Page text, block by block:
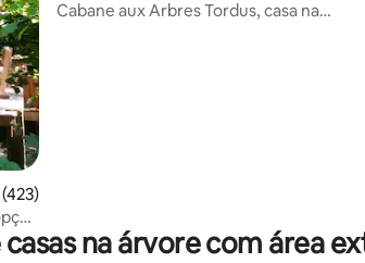
uma avaliação média de 5, 423 avaliações
Cabane aux Arbres Tordus, casa na
na árvore com área